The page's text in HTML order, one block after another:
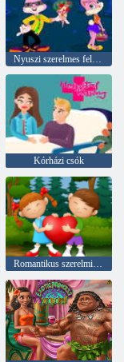
Kórházi csók
Romantikus szerelmi különbségek